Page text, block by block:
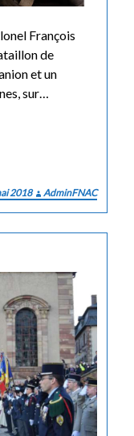
François
de
et un
sur…
2018 AdminFNAC